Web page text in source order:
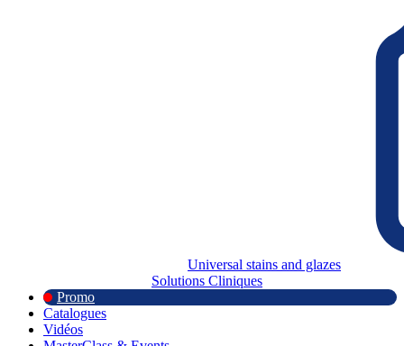
Universal stains and glazes
Solutions Cliniques
Promo
Catalogues
Vidéos